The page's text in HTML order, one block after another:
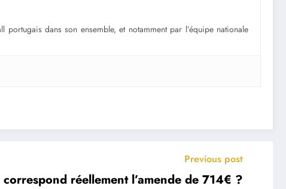
dans son ensemble, et notamment par l’équipe nationale
Previous post
réellement l’amende de 714€ ?